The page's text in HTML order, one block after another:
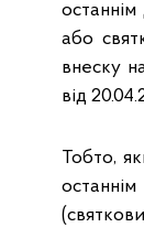
або
внеску
від
Тобто,